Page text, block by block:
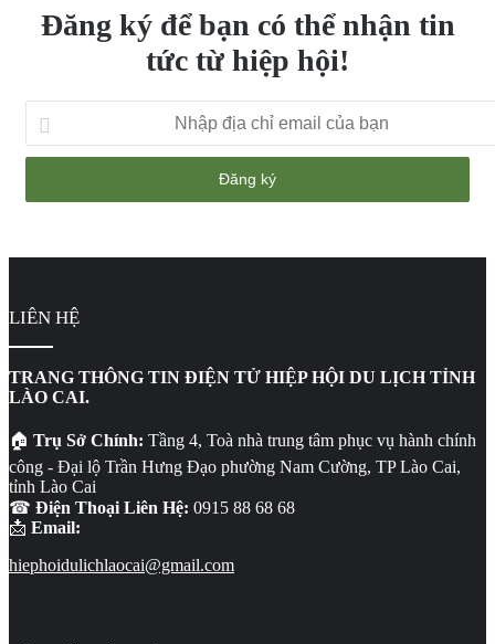
Đăng ký để bạn có thể nhận tin
tức từ hiệp hội!
địa
chỉ
bạn
LIÊN HỆ
TRANG THÔNG TIN ĐIỆN TỬ HIỆP HỘI DU LỊCH TỈNH
LÀO CAI.
🏠 Trụ Sở Chính: Tầng 4, Toà nhà trung tâm phục vụ hành chính
công - Đại lộ Trần Hưng Đạo phường Nam Cường, TP Lào Cai,
tỉnh Lào Cai
☎ Điện Thoại Liên Hệ: 0915 88 68 68
📩 Email:
hiephoidulichlaocai@gmail.com